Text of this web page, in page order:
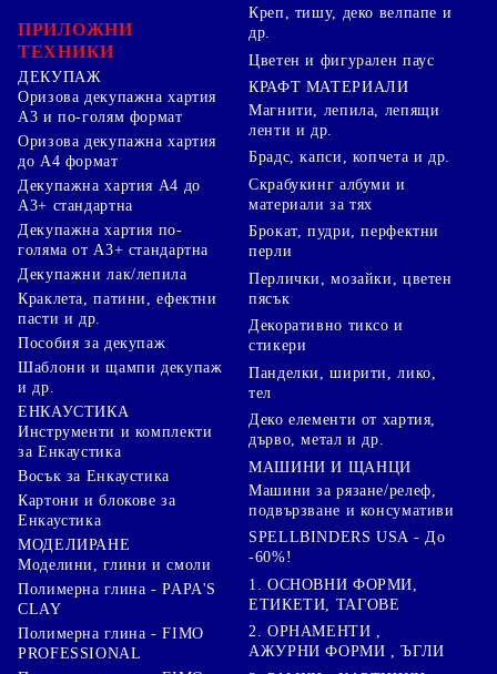
ПРИЛОЖНИ
ТЕХНИКИ
ДЕКУПАЖ
Оризова декупажна хартия
А3 и по-голям формат
Оризова декупажна хартия
до А4 формат
Декупажна хартия А4 до
А3+ стандартна
Декупажна хартия по-
голяма от А3+ стандартна
Декупажни лак/лепила
Краклета, патини, ефектни
пасти и др.
Пособия за декупаж
Шаблони и щампи декупаж
и др.
ЕНКАУСТИКА
Инструменти и комплекти
за Енкаустика
Восък за Енкаустика
Картони и блокове за
Енкаустика
МОДЕЛИРАНЕ
Моделини, глини и смоли
Полимерна глина - PAPA'S
CLAY
Полимерна глина - FIMO
PROFESSIONAL
Креп, тишу, деко велпапе и
др.
Цветен и фигурален паус
КРАФТ МАТЕРИАЛИ
Магнити, лепила, лепящи
ленти и др.
Брадс, капси, копчета и др.
Скрабукинг албуми и
материали за тях
Брокат, пудри, перфектни
перли
Перлички, мозайки, цветен
пясък
Декоративно тиксо и
стикери
Панделки, ширити, лико,
тел
Деко елементи от хартия,
дърво, метал и др.
МАШИНИ И ЩАНЦИ
Машини за рязане/релеф,
подвързване и консумативи
SPELLBINDERS USA - До
-60%!
1. ОСНОВНИ ФОРМИ,
ЕТИКЕТИ, ТАГОВЕ
2. ОРНАМЕНТИ ,
АЖУРНИ ФОРМИ , ЪГЛИ